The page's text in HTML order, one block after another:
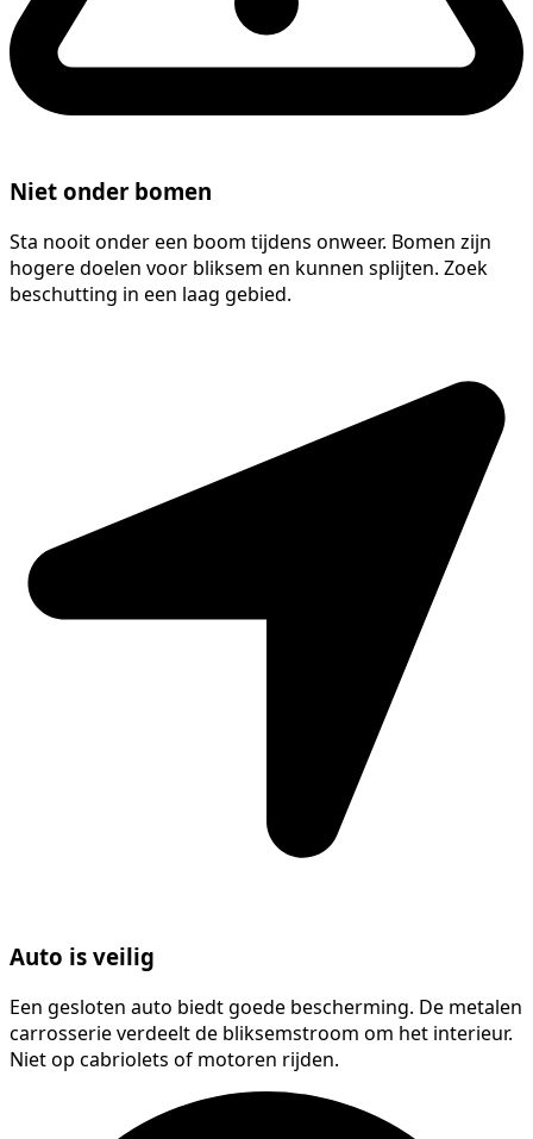
Niet onder bomen
Sta nooit onder een boom tijdens onweer. Bomen zijn
hogere doelen voor bliksem en kunnen splijten. Zoek
beschutting in een laag gebied.
Auto is veilig
Een gesloten auto biedt goede bescherming. De metalen
carrosserie verdeelt de bliksemstroom om het interieur.
Niet op cabriolets of motoren rijden.